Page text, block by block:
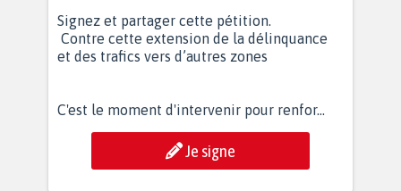
Signez et partager cette pétition.
Contre cette extension de la délinquance
et des trafics vers d’autres zones
C'est le moment d'intervenir pour renfor...
Je signe